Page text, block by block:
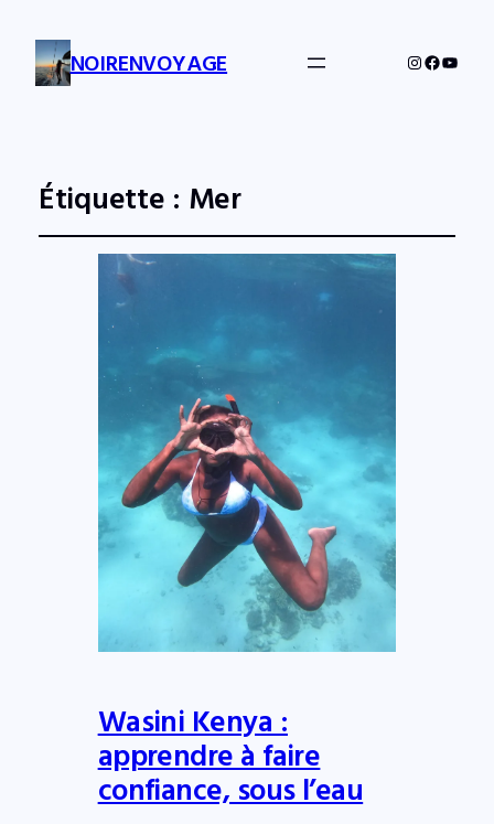
NOIRENVOYAGE Instagram
Étiquette : Mer
Wasini Kenya :
apprendre à faire
confiance, sous l’eau